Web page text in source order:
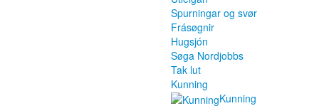
Spurningar og svør
Frásøgnir
Hugsjón
Søga Nordjobbs
Tak lut
Kunning
Kunning